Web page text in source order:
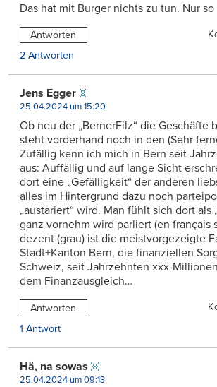
Das hat mit Burger nichts zu tun. Nur
Antworten
2 Antworten
Jens Egger
25.04.2024 um 15:20
Ob neu der „BernerFilz“ die Geschäfte
steht vorderhand noch in den (Sehr
Zufällig kenn ich mich in Bern seit
aus: Auffällig und auf lange Sicht
dort eine „Gefälligkeit“ der anderen
alles im Hintergrund dazu noch
„austariert“ wird. Man fühlt sich dort als
ganz vornehm wird parliert (en français
dezent (grau) ist die meistvorgezeigte
Stadt+Kanton Bern, die finanziellen
Schweiz, seit Jahrzehnten xxx-
dem Finanzausgleich…
Antworten
1 Antwort
Hä, na sowas
25.04.2024 um 09:13